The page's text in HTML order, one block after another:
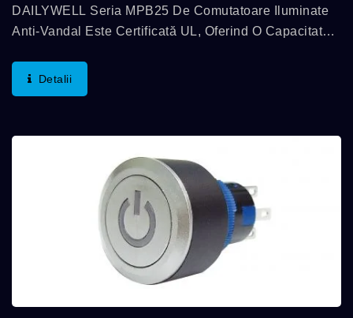
DAILYWELL Seria MPB25 De Comutatoare Iluminate
Anti-Vandal Este Certificată UL, Oferind O Capacitate
Sunt Clasificate IP67 Și O Durată De Viață...
Detalii